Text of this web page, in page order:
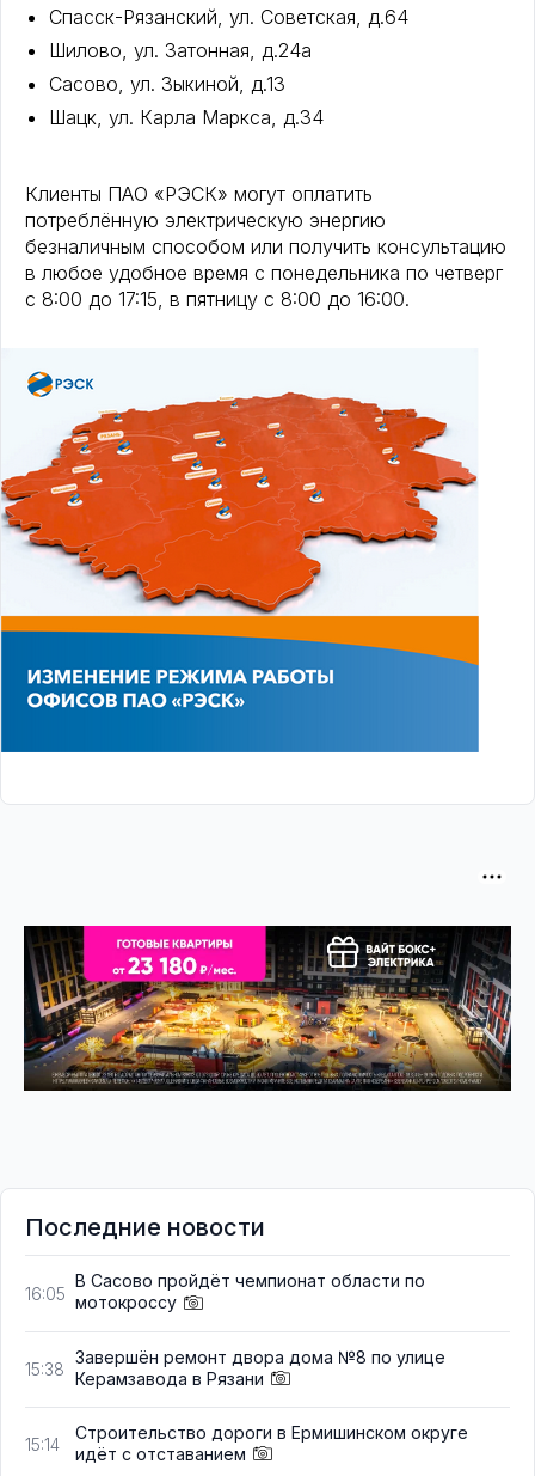
Спасск-Рязанский, ул. Советская, д.64
Шилово, ул. Затонная, д.24а
Сасово, ул. Зыкиной, д.13
Шацк, ул. Карла Маркса, д.34
Клиенты ПАО «РЭСК» могут оплатить
потреблённую электрическую энергию
безналичным способом или получить консультацию
в любое удобное время с понедельника по четверг
с 8:00 до 17:15, в пятницу с 8:00 до 16:00.
Последние новости
16:05
В Сасово пройдёт чемпионат области по
мотокроссу
15:38
Завершён ремонт двора дома №8 по улице
Керамзавода в Рязани
15:14
Строительство дороги в Ермишинском округе
идёт с отставанием